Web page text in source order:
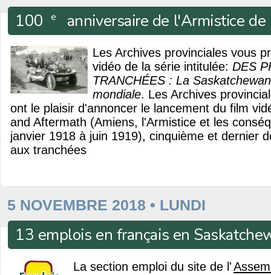
100 e anniversaire de l'Armistice
Les Archives provinciales vous
vidéo de la série intitulée: DES
TRANCHÉES : La
mondiale. Les Archives
ont le plaisir d'annoncer le lancement du film
and Aftermath (Amiens, l'Armistice et les
janvier 1918 à juin 1919), cinquième et dernier
aux tranchées
5 NOVEMBRE 2018 • LUNDI
13 emplois en français en
La section emploi du site de l'